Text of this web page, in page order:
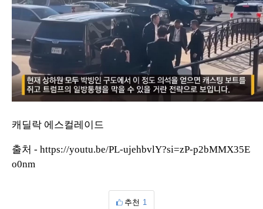
캐딜락 에스컬레이드
출처 - https://youtu.be/PL-ujehbvlY?si=zP-p2bMMX35E
o0nm
추천 1